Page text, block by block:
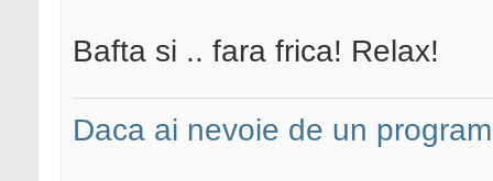
Bafta si .. fara frica! Relax!
Daca ai nevoie de un